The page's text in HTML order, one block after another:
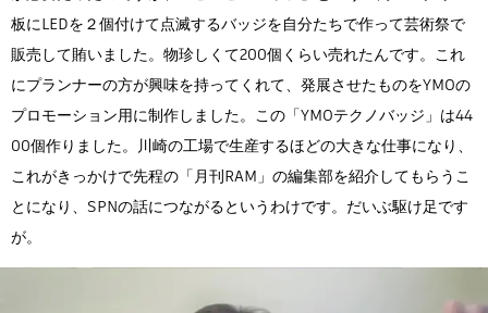
板にLEDを２個付けて点滅するバッジを自分たちで作って芸術祭で
販売して賄いました。物珍しくて200個くらい売れたんです。これ
にプランナーの方が興味を持ってくれて、発展させたものをYMOの
プロモーション用に制作しました。この「YMOテクノバッジ」は44
00個作りました。川崎の工場で生産するほどの大きな仕事になり、
これがきっかけで先程の「月刊RAM」の編集部を紹介してもらうこ
とになり、SPNの話につながるというわけです。だいぶ駆け足です
が。